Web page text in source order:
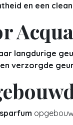
en een
langdurige
verzorgde